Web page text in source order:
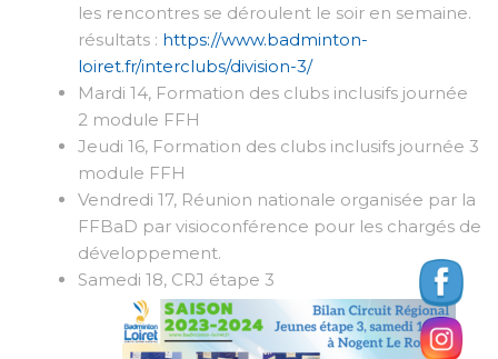
les rencontres se déroulent le soir en semaine.
résultats : https://www.badminton-
loiret.fr/interclubs/division-3/
Mardi 14, Formation des clubs inclusifs journée
2 module FFH
Jeudi 16, Formation des clubs inclusifs journée 3
module FFH
Vendredi 17, Réunion nationale organisée par la
FFBaD par visioconférence pour les chargés de
développement.
Samedi 18, CRJ étape 3